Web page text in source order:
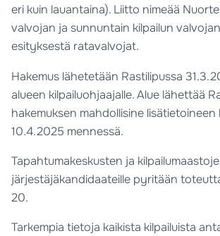
eri kuin lauantaina). Liitto nimeää
valvojan ja sunnuntain kilpailun
esityksestä ratavalvojat.
Hakemus lähetetään Rastilipussa
alueen kilpailuohjaajalle. Alue lähettää
hakemuksen mahdollisine
10.4.2025 mennessä.
Tapahtumakeskusten ja
järjestäjäkandidaateille pyritään
20.
Tarkempia tietoja kaikista kilpailuista